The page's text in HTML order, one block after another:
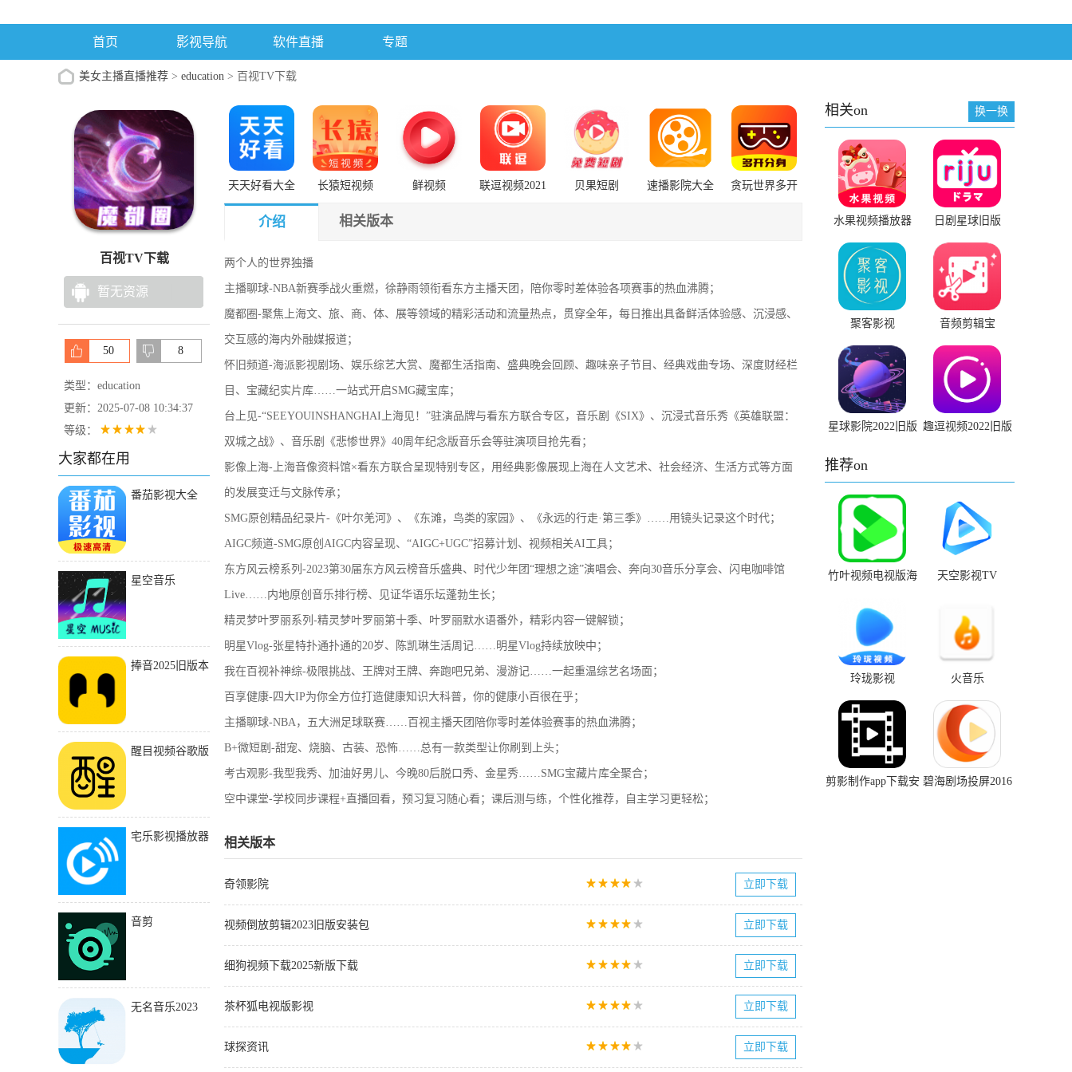
首页 影视导航 软件直播 专题
美女主播直播推荐 > education > 百视TV下载
百视TV下载
暂无资源
50 8
类型：education
更新：2025-07-08 10:34:37
等级：
大家都在用
番茄影视大全
星空音乐
捧音2025旧版本
醒目视频谷歌版
宅乐影视播放器
音剪
无名音乐2023
天天好看大全 长猿短视频
鲜视频
联逗视频2021
贝果短剧 速播影院大全
贪玩世界多开
介绍 相关版本
两个人的世界独播
主播聊球-NBA新赛季战火重燃，徐静雨领衔看东方主播天团，陪你零时差体验各项赛事的热血沸腾；
魔都圈-聚焦上海文、旅、商、体、展等领域的精彩活动和流量热点，贯穿全年，每日推出具备鲜活体验感、沉浸感、
交互感的海内外融媒报道；
怀旧频道-海派影视剧场、娱乐综艺大赏、魔都生活指南、盛典晚会回顾、趣味亲子节目、经典戏曲专场、深度财经栏
目、宝藏纪实片库……一站式开启SMG藏宝库；
台上见-“SEEYOUINSHANGHAI上海见！”驻演品牌与看东方联合专区，音乐剧《SIX》、沉浸式音乐秀《英雄联盟：
双城之战》、音乐剧《悲惨世界》40周年纪念版音乐会等驻演项目抢先看；
影像上海-上海音像资料馆×看东方联合呈现特别专区，用经典影像展现上海在人文艺术、社会经济、生活方式等方面
的发展变迁与文脉传承；
SMG原创精品纪录片-《叶尔羌河》、《东滩，鸟类的家园》、《永远的行走·第三季》……用镜头记录这个时代；
AIGC频道-SMG原创AIGC内容呈现、“AIGC+UGC”招募计划、视频相关AI工具；
东方风云榜系列-2023第30届东方风云榜音乐盛典、时代少年团“理想之途”演唱会、奔向30音乐分享会、闪电咖啡馆
Live……内地原创音乐排行榜、见证华语乐坛蓬勃生长；
精灵梦叶罗丽系列-精灵梦叶罗丽第十季、叶罗丽默水语番外，精彩内容一键解锁；
明星Vlog-张星特扑通扑通的20岁、陈凯琳生活周记……明星Vlog持续放映中；
我在百视补神综-极限挑战、王牌对王牌、奔跑吧兄弟、漫游记……一起重温综艺名场面；
百享健康-四大IP为你全方位打造健康知识大科普，你的健康小百很在乎；
主播聊球-NBA，五大洲足球联赛……百视主播天团陪你零时差体验赛事的热血沸腾；
B+微短剧-甜宠、烧脑、古装、恐怖……总有一款类型让你刷到上头；
考古观影-我型我秀、加油好男儿、今晚80后脱口秀、金星秀……SMG宝藏片库全聚合；
空中课堂-学校同步课程+直播回看，预习复习随心看；课后测与练，个性化推荐，自主学习更轻松；
相关版本
奇领影院 立即下载
视频倒放剪辑2023旧版安装包 立即下载
细狗视频下载2025新版下载 立即下载
茶杯狐电视版影视 立即下载
球探资讯 立即下载
相关on 换一换
水果视频播放器
2018旧版本下载安
装
日剧星球旧版
聚客影视 音频剪辑宝
星球影院2022旧版 趣逗视频2022旧版
推荐on
竹叶视频电视版海
天空影视TV
玲珑影视 火音乐
剪影制作app下载安 碧海剧场投屏2016